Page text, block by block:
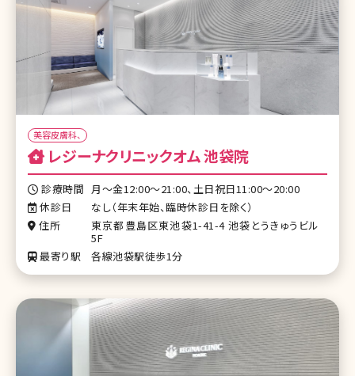
美容皮膚科、
レジーナクリニックオム 池袋院
診療時間 月～金12:00～21:00、土日祝日11:00～20:00
休診日
なし（年末年始、臨時休診日を除く）
住所
東京都豊島区東池袋1-41-4 池袋とうきゅうビル
5F
最寄り駅
各線池袋駅徒歩1分